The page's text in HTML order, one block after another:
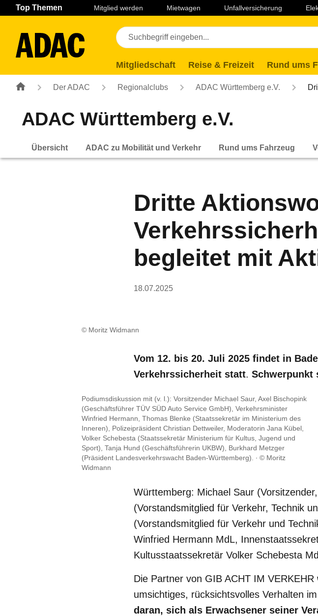
Navigation Seiteninhalt Fußzeile
Top Themen Mitglied werden Mietwagen Unfallversicherung
Mitgliedschaft Reise & Freizeit Rund ums
Der ADAC Regionalclubs ADAC Württemberg e.V.
ADAC Württemberg e.V.
Übersicht ADAC zu Mobilität und Verkehr Rund ums Fahrzeug
Dritte
begleitet mit
18.07.2025
© Moritz Widmann
Vom 12. bis 20. Juli 2025 findet in
Verkehrssicherheit statt. Schwerpunkt
Podiumsdiskussion mit (v. l.): Vorsitzender Michael Saur, Axel Bischopink
(Geschäftsführer TÜV SÜD Auto Service GmbH), Verkehrsminister
Winfried Hermann, Thomas Blenke (Staatssekretär im Ministerium des
Inneren), Polizeipräsident Christian Dettweiler, Moderatorin Jana Kübel,
Volker Schebesta (Staatssekretär Ministerium für Kultus, Jugend und
Sport), Tanja Hund (Geschäftsführerin UKBW), Burkhard Metzger
(Präsident Landesverkehrswacht Baden-Württemberg).
© Moritz
Widmann
Württemberg: Michael Saur
(Vorstandsmitglied für Verkehr, Technik
(Vorstandsmitglied für Verkehr und
Winfried Hermann MdL,
Kultusstaatssekretär Volker Schebesta
Die Partner von GIB ACHT IM
umsichtiges, rücksichtsvolles Verhalten
daran, sich als Erwachsener seiner